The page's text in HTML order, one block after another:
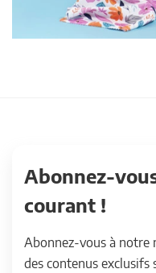
Abonnez-
courant !
Abonnez-vous à notre
des contenus exclusifs